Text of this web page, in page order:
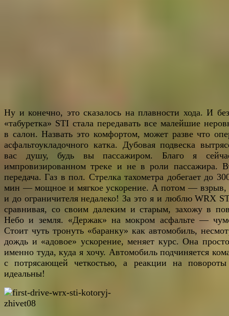
Ну и конечно, это сказалось на плавности хода. И
«табуретка» STI стала передавать все малейшие
в салон. Назвать это комфортом, может разве что
асфальтоукладочного катка. Дубовая подвеска
вас душу, будь вы пассажиром. Благо я
импровизированном треке и не в роли пассажира.
передача. Газ в пол. Стрелка тахометра добегает до
мин — мощное и мягкое ускорение. А потом — взрыв,
и до ограничителя недалеко! За это я и люблю WRX
сравнивая, со своим далеким и старым, захожу в
Небо и земля. «Держак» на мокром асфальте —
Стоит чуть тронуть «баранку» как автомобиль,
дождь и «адовое» ускорение, меняет курс. Она
именно туда, куда я хочу. Автомобиль подчиняется
с потрясающей четкостью, а реакции на повороты
идеальны!